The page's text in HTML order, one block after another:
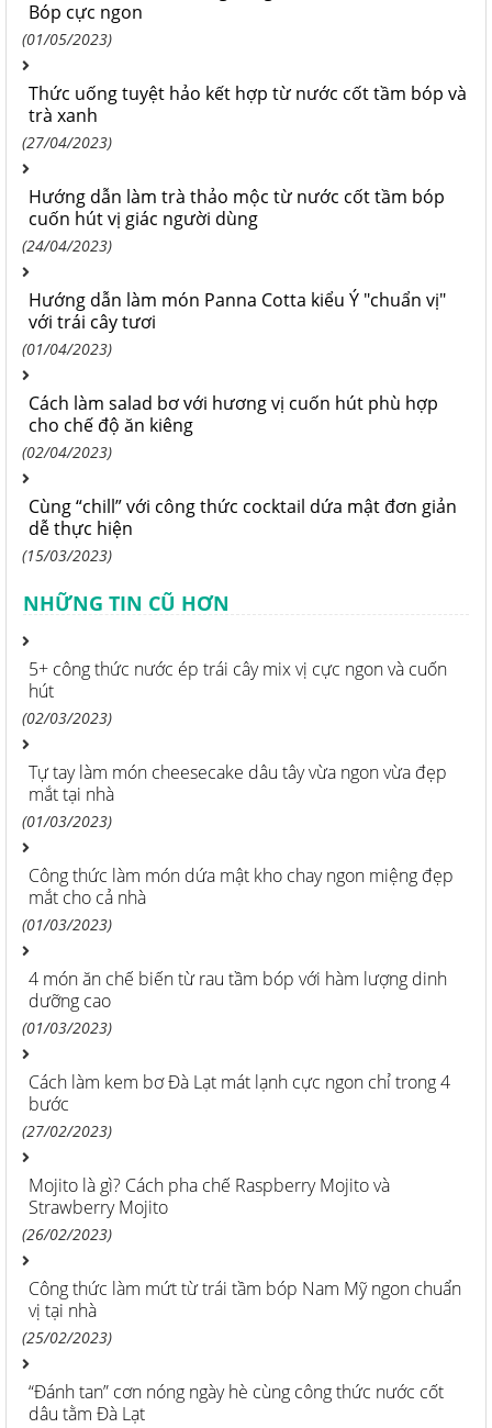
Bóp cực ngon
(01/05/2023)
Thức uống tuyệt hảo kết hợp từ nước cốt tầm bóp và
trà xanh
(27/04/2023)
Hướng dẫn làm trà thảo mộc từ nước cốt tầm bóp
cuốn hút vị giác người dùng
(24/04/2023)
Hướng dẫn làm món Panna Cotta kiểu Ý "chuẩn vị"
với trái cây tươi
(01/04/2023)
Cách làm salad bơ với hương vị cuốn hút phù hợp
cho chế độ ăn kiêng
(02/04/2023)
Cùng “chill” với công thức cocktail dứa mật đơn giản
dễ thực hiện
(15/03/2023)
NHỮNG TIN CŨ HƠN
5+ công thức nước ép trái cây mix vị cực ngon và cuốn
hút
(02/03/2023)
Tự tay làm món cheesecake dâu tây vừa ngon vừa đẹp
mắt tại nhà
(01/03/2023)
Công thức làm món dứa mật kho chay ngon miệng đẹp
mắt cho cả nhà
(01/03/2023)
4 món ăn chế biến từ rau tầm bóp với hàm lượng dinh
dưỡng cao
(01/03/2023)
Cách làm kem bơ Đà Lạt mát lạnh cực ngon chỉ trong 4
bước
(27/02/2023)
Mojito là gì? Cách pha chế Raspberry Mojito và
Strawberry Mojito
(26/02/2023)
Công thức làm mứt từ trái tầm bóp Nam Mỹ ngon chuẩn
vị tại nhà
(25/02/2023)
“Đánh tan” cơn nóng ngày hè cùng công thức nước cốt
dâu tằm Đà Lạt